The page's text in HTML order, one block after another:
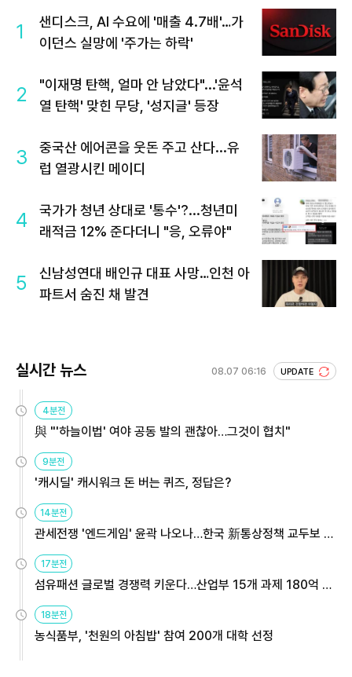
1
샌디스크, AI 수요에 '매출 4.7배'…가
이던스 실망에 '주가는 하락'
2
"이재명 탄핵, 얼마 안 남았다"...'윤석
열 탄핵' 맞힌 무당, '성지글' 등장
3
중국산 에어콘을 웃돈 주고 산다...유
럽 열광시킨 메이디
4
국가가 청년 상대로 '통수'?...청년미
래적금 12% 준다더니 "응, 오류야"
5
신남성연대 배인규 대표 사망…인천 아
파트서 숨진 채 발견
실시간 뉴스 08.07 06:16 UPDATE
4분전
與 "'하늘이법' 여야 공동 발의 괜찮아…그것이 협치"
9분전
'캐시딜' 캐시워크 돈 버는 퀴즈, 정답은?
14분전
관세전쟁 '엔드게임' 윤곽 나오나…한국 新통상정책 교두보 활
17분전
섬유패션 글로벌 경쟁력 키운다…산업부 15개 과제 180억 지
18분전
농식품부, '천원의 아침밥' 참여 200개 대학 선정